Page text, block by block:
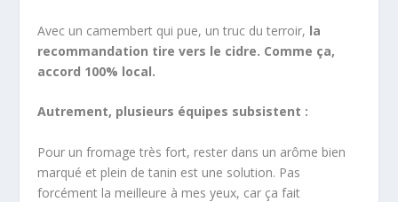
Avec un camembert qui pue, un truc du terroir, la
recommandation tire vers le cidre. Comme ça,
accord 100% local.
Autrement, plusieurs équipes subsistent :
Pour un fromage très fort, rester dans un arôme bien
marqué et plein de tanin est une solution. Pas
forcément la meilleure à mes yeux, car ça fait